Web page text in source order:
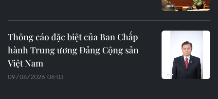
Thông cáo đặc biệt của Ban Chấp
hành Trung ương Đảng Cộng sản
Việt Nam
09/08/2026 06:03